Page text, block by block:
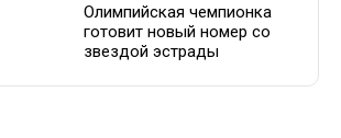
Олимпийская чемпионка
готовит новый номер со
звездой эстрады